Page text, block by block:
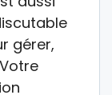
gérer,